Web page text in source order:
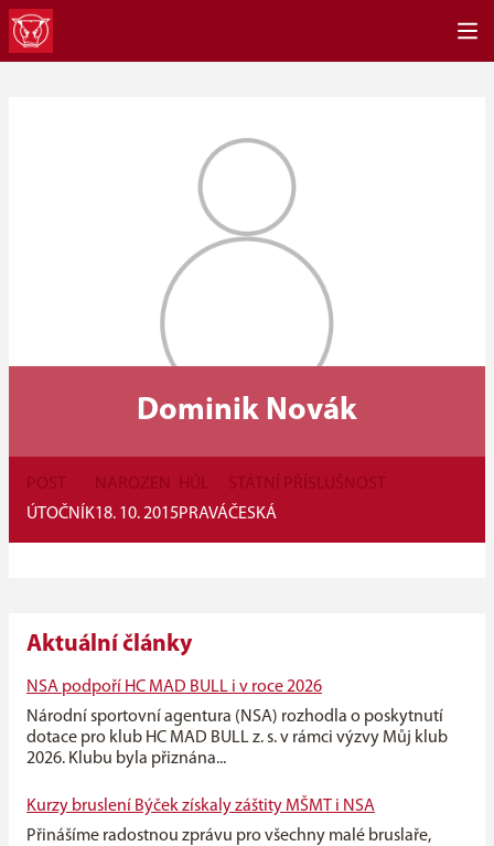
Dominik Novák
POST
ÚTOČNÍK
NAROZEN
18. 10. 2015
HŮL
PRAVÁ
STÁTNÍ PŘÍSLUŠNOST
ČESKÁ
Aktuální články
NSA podpoří HC MAD BULL i v roce 2026
Národní sportovní agentura (NSA) rozhodla o poskytnutí
dotace pro klub HC MAD BULL z. s. v rámci výzvy Můj klub
2026. Klubu byla přiznána...
Kurzy bruslení Býček získaly záštity MŠMT i NSA
Přinášíme radostnou zprávu pro všechny malé bruslaře,